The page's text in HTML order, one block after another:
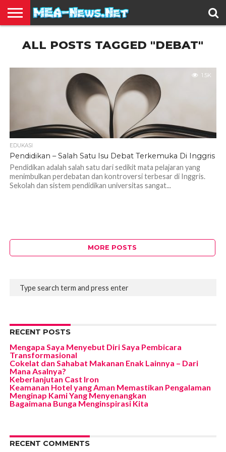
TERBARU
EDUKASI
HIBURAN
INSPIRASI
KESEHATAN
KULINER
OLAH
RAGA
OTOMOTIF
TRAVEL
JUAL
BELI
ALL POSTS TAGGED "DEBAT"
1.5K
EDUKASI
Pendidikan – Salah Satu Isu Debat Terkemuka Di Inggris
Pendidikan adalah salah satu dari sedikit mata pelajaran yang
menimbulkan perdebatan dan kontroversi terbesar di Inggris.
Sekolah dan sistem pendidikan universitas sangat...
MORE POSTS
RECENT POSTS
Mengapa Saya Menyebut Diri Saya Pembicara
Transformasional
Cokelat dan Sahabat Makanan Enak Lainnya – Dari
Mana Asalnya?
Keberlanjutan Cast Iron
Keamanan Hotel yang Aman Memastikan Pengalaman
Menginap Kami Yang Menyenangkan
Bagaimana Bunga Menginspirasi Kita
RECENT COMMENTS